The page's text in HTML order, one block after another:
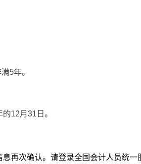
5年。
12月31日。
再次确认。请登录全国会计人员统一